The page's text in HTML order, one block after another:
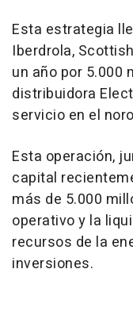
Esta estrategia
Iberdrola,
un año por 5.000
distribuidora
servicio en el
Esta operación,
capital
más de 5.000
operativo y la
recursos de la
inversiones.